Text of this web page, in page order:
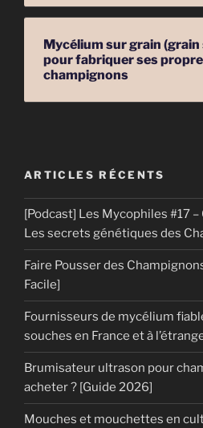
Mycélium sur grain (grain
pour fabriquer ses
champignons
ARTICLES RÉCENTS
[Podcast] Les Mycophiles #17
Les secrets génétiques des
Faire Pousser des
Facile]
Fournisseurs de mycélium
souches en France et à
Brumisateur ultrason pour
acheter ? [Guide 2026]
Mouches et mouchettes en